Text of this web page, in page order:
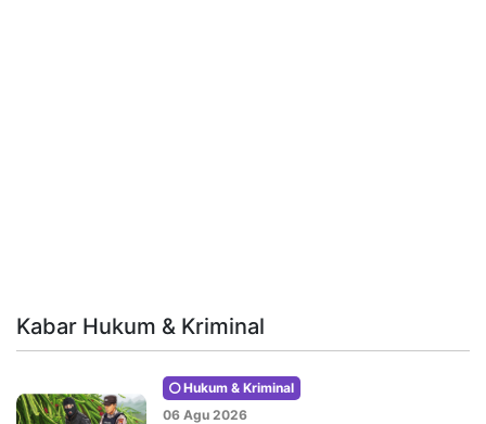
Kabar Hukum & Kriminal
Hukum & Kriminal
06 Agu 2026